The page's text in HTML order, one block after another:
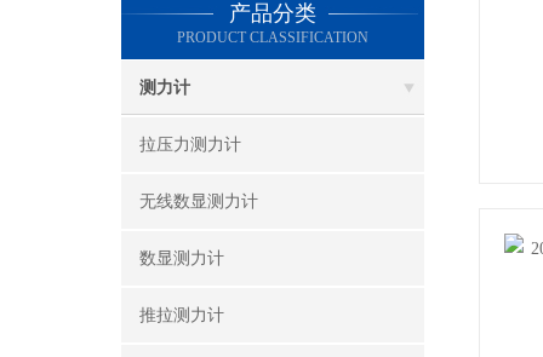
产品分类
PRODUCT CLASSIFICATION
测力计
拉压力测力计
无线数显测力计
数显测力计
推拉测力计